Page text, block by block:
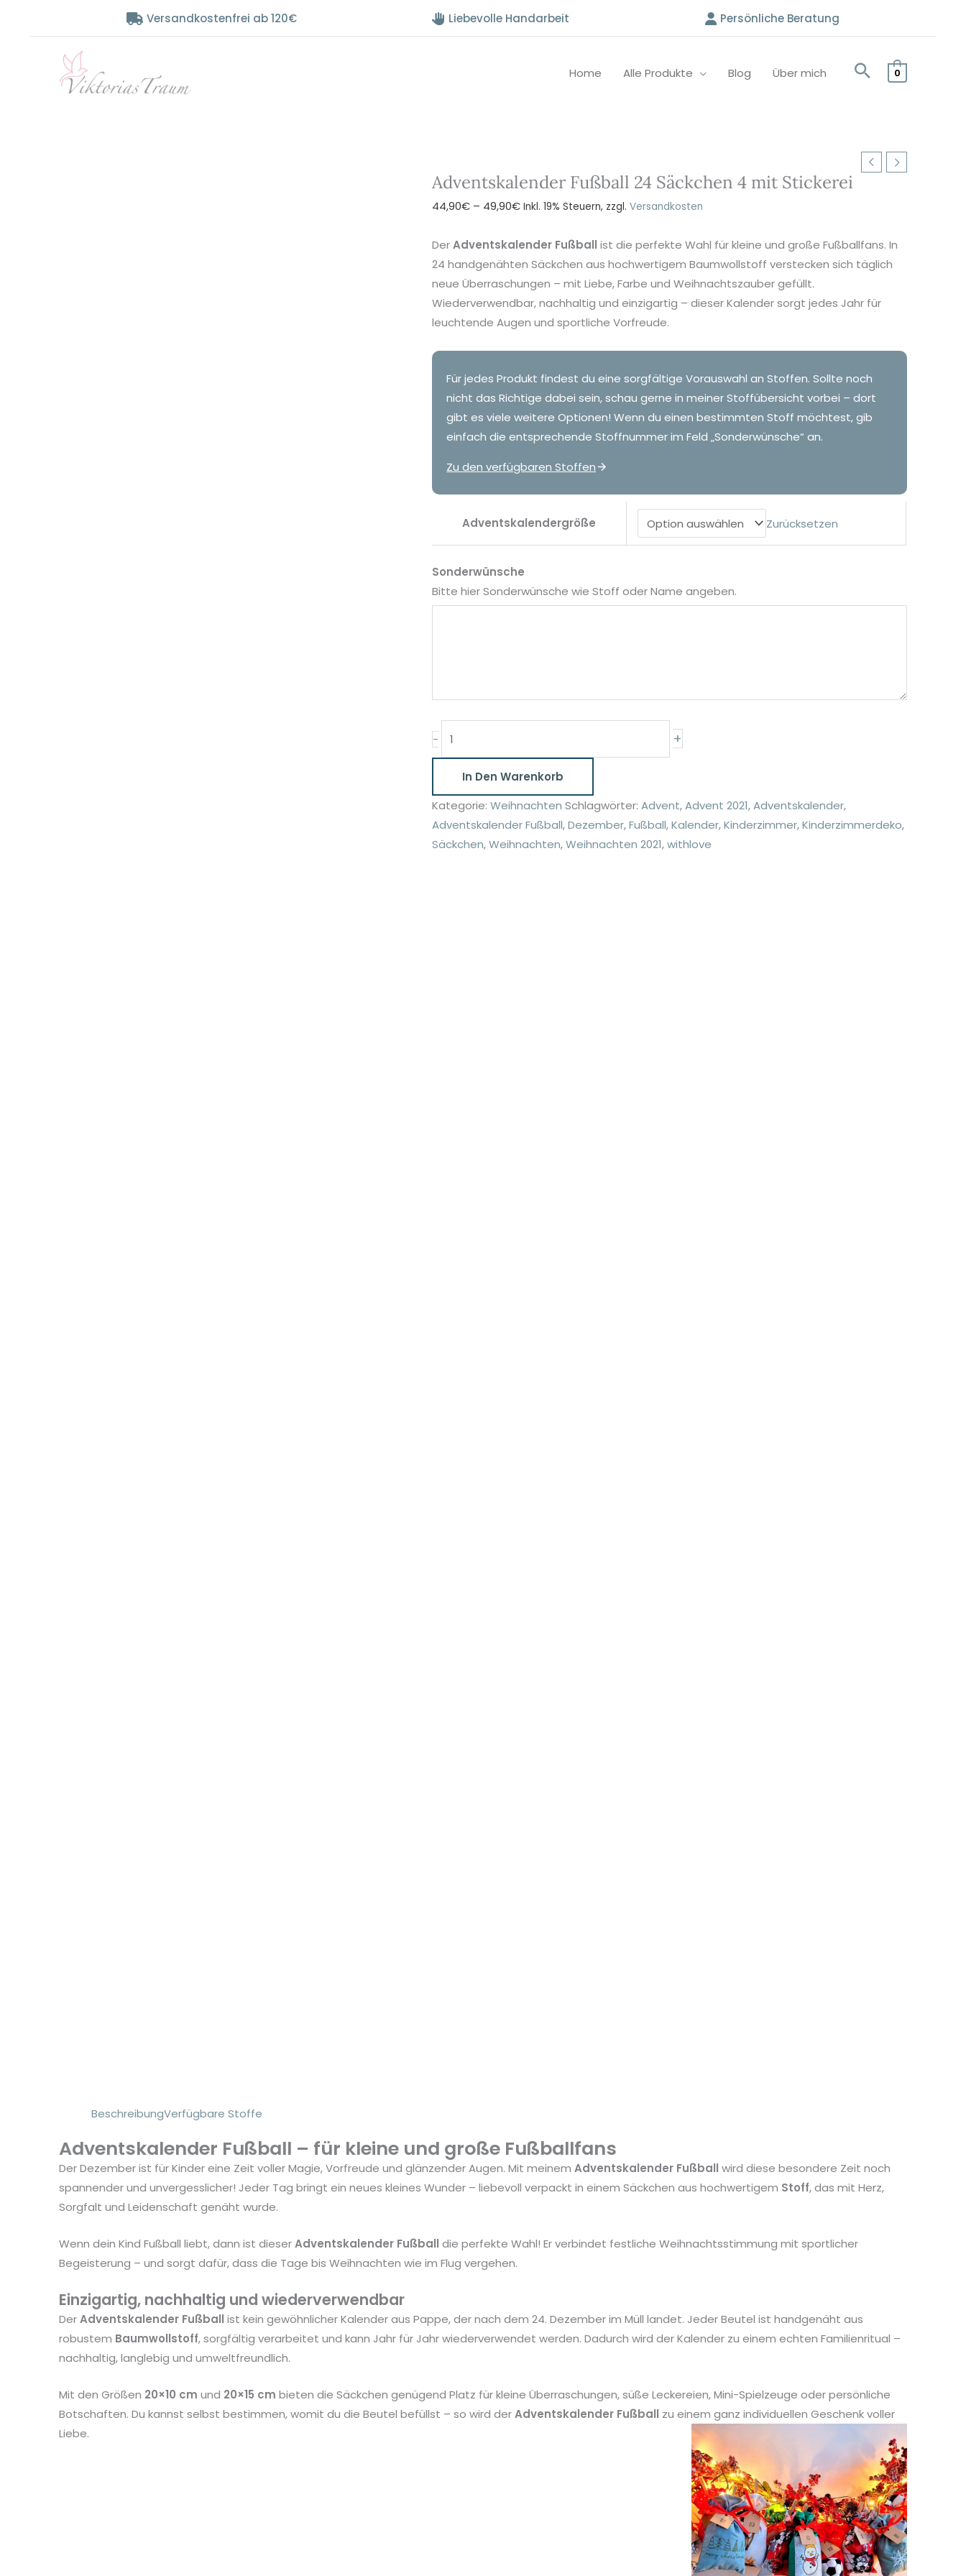
Versandkostenfrei ab 120€ Liebevolle Handarbeit Persönliche Beratung
Home Alle Produkte Blog Über mich 0
Adventskalender Fußball 24 Säckchen 4 mit Stickerei
44,90€ – 49,90€Preisspanne:
bis
49,90€
Inkl. 19% Steuern, zzgl.Versandkosten
DerAdventskalender Fußball ist die perfekte Wahl für kleine und große Fußballfans. In
24 handgenähten Säckchen aus hochwertigem Baumwollstoff verstecken sich täglich
neue Überraschungen – mit Liebe, Farbe und Weihnachtszauber gefüllt.
Wiederverwendbar, nachhaltig und einzigartig – dieser Kalender sorgt jedes Jahr für
leuchtende Augen und sportliche Vorfreude.
Für jedes Produkt findest du eine sorgfältige Vorauswahl an Stoffen. Sollte noch
nicht das Richtige dabei sein, schau gerne in meiner Stoffübersicht vorbei – dort
gibt es viele weitere Optionen! Wenn du einen bestimmten Stoff möchtest, gib
einfach die entsprechende Stoffnummer im Feld „Sonderwünsche“ an.
Zu den verfügbaren Stoffen
Adventskalendergröße Zurücksetzen
Sonderwünsche
Bitte hier Sonderwünsche wie Stoff oder Name angeben.
-
4
mit
Stickerei
+
In Den Warenkorb
Kategorie:Weihnachten Schlagwörter:Advent,Advent 2021,Adventskalender,
Adventskalender Fußball,Dezember,Fußball,Kalender,Kinderzimmer,Kinderzimmerdeko,
Säckchen,Weihnachten,Weihnachten 2021,withlove
BeschreibungVerfügbare Stoffe
Adventskalender Fußball – für kleine und große Fußballfans
Der Dezember ist für Kinder eine Zeit voller Magie, Vorfreude und glänzender Augen. Mit meinem Adventskalender Fußball wird diese besondere Zeit noch
spannender und unvergesslicher! Jeder Tag bringt ein neues kleines Wunder – liebevoll verpackt in einem Säckchen aus hochwertigem Stoff, das mit Herz,
Sorgfalt und Leidenschaft genäht wurde.
Wenn dein Kind Fußball liebt, dann ist dieserAdventskalender Fußball die perfekte Wahl! Er verbindet festliche Weihnachtsstimmung mit sportlicher
Begeisterung – und sorgt dafür, dass die Tage bis Weihnachten wie im Flug vergehen.
Einzigartig, nachhaltig und wiederverwendbar
DerAdventskalender Fußball ist kein gewöhnlicher Kalender aus Pappe, der nach dem 24. Dezember im Müll landet. Jeder Beutel ist handgenäht aus
robustem Baumwollstoff, sorgfältig verarbeitet und kann Jahr für Jahr wiederverwendet werden. Dadurch wird der Kalender zu einem echten Familienritual –
nachhaltig, langlebig und umweltfreundlich.
Mit den Größen 20×10 cm und 20×15 cm bieten die Säckchen genügend Platz für kleine Überraschungen, süße Leckereien, Mini-Spielzeuge oder persönliche
Botschaften. Du kannst selbst bestimmen, womit du die Beutel befüllst – so wird derAdventskalender Fußball zu einem ganz individuellen Geschenk voller
Liebe.